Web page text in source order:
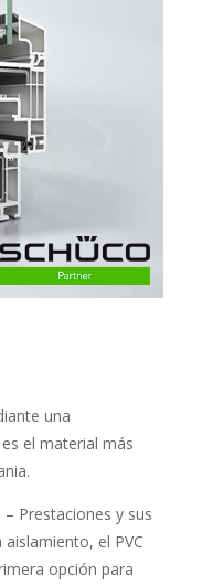
una
el material más
Prestaciones y sus
el PVC
opción para